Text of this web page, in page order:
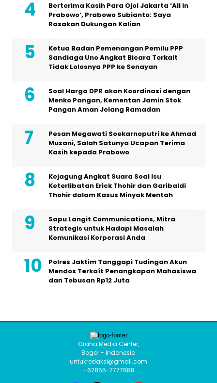
Berterima Kasih Para Ojol Jakarta ‘All In
Prabowo’, Prabowo Subianto: Saya
Rasakan Dukungan Kalian
Ketua Badan Pemenangan Pemilu PPP
Sandiaga Uno Angkat Bicara Terkait
Tidak Lolosnya PPP ke Senayan
Soal Harga DPR akan Koordinasi dengan
Menko Pangan, Kementan Jamin Stok
Pangan Aman Jelang Ramadan
Pesan Megawati Soekarnoputri ke Ahmad
Muzani, Salah Satunya Ucapan Terima
Kasih kepada Prabowo
Kejagung Angkat Suara Soal Isu
Keterlibatan Erick Thohir dan Garibaldi
Thohir dalam Kasus Minyak Mentah
Sapu Langit Communications, Mitra
Strategis untuk Hadapi Masalah
Komunikasi Korporasi Anda
Polres Jaktim Tanggapi Tudingan Akun
Mendos Terkaít Penangkapan Mahasiswa
dan Tebusan Rp12 Juta
Graha Media Center,
Bogor - Indonesia
untukredaksi@gmail.com
+62855-7777888